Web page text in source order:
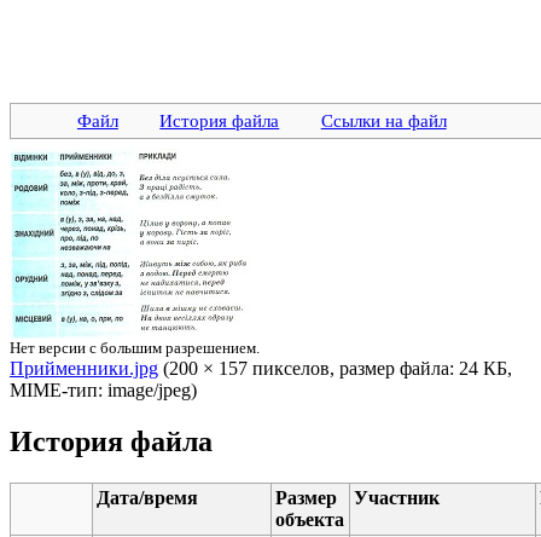
Файл История файла Ссылки на файл
Нет версии с большим разрешением.
Прийменники.jpg ‎ (200 × 157 пикселов, размер файла: 24 КБ,
MIME-тип: image/jpeg)
История файла
Дата/время
Размер
объекта
Участник